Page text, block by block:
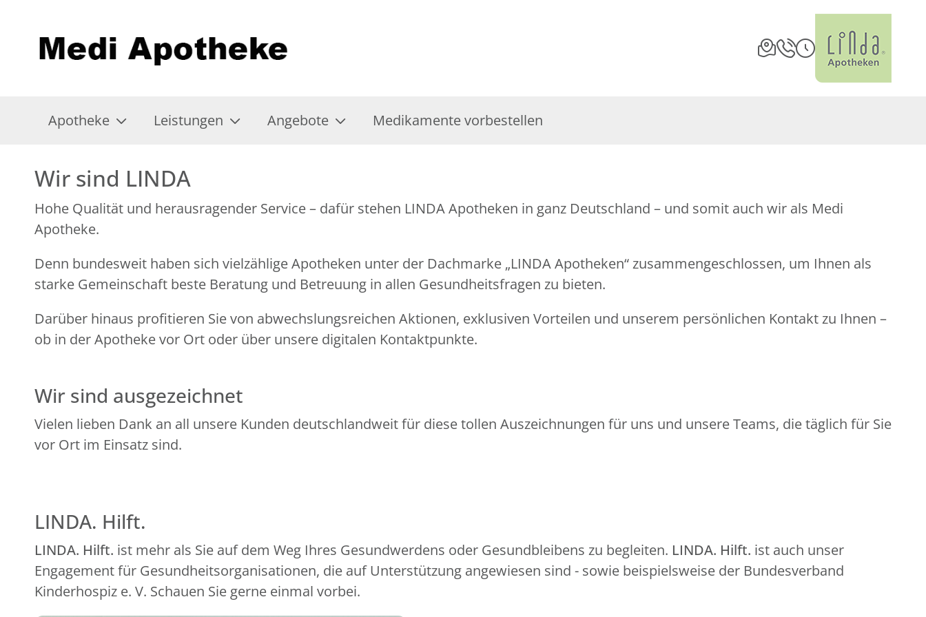
Apotheke Leistungen Angebote Medikamente vorbestellen
Wir sind LINDA
Hohe Qualität und herausragender Service – dafür stehen LINDA Apotheken in ganz Deutschland – und somit auch wir als Medi
Apotheke.
Denn bundesweit haben sich vielzählige Apotheken unter der Dachmarke „LINDA Apotheken“ zusammengeschlossen, um Ihnen als
starke Gemeinschaft beste Beratung und Betreuung in allen Gesundheitsfragen zu bieten.
Darüber hinaus profitieren Sie von abwechslungsreichen Aktionen, exklusiven Vorteilen und unserem persönlichen Kontakt zu Ihnen –
ob in der Apotheke vor Ort oder über unsere digitalen Kontaktpunkte.
Wir sind ausgezeichnet
Vielen lieben Dank an all unsere Kunden deutschlandweit für diese tollen Auszeichnungen für uns und unsere Teams, die täglich für Sie
vor Ort im Einsatz sind.
LINDA. Hilft.
LINDA. Hilft. ist mehr als Sie auf dem Weg Ihres Gesundwerdens oder Gesundbleibens zu begleiten. LINDA. Hilft. ist auch unser
Engagement für Gesundheitsorganisationen, die auf Unterstützung angewiesen sind - sowie beispielsweise der Bundesverband
Kinderhospiz e. V. Schauen Sie gerne einmal vorbei.